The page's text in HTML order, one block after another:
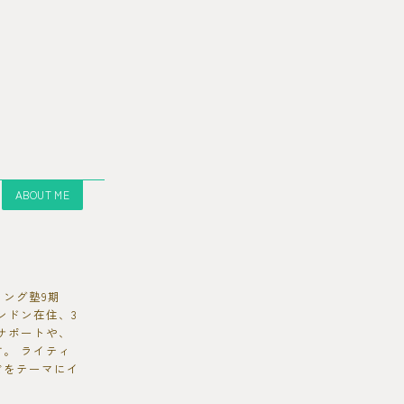
ABOUT ME
グ塾9期
ドン在住、3
ートや、
ライティ
テーマにイ